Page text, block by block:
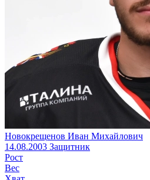
Новокрещенов Иван Михайлович
14.08.2003 Защитник
Рост
Вес